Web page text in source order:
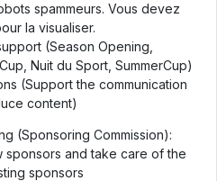
spammeurs. Vous devez
la visualiser.
(Season Opening,
Nuit du Sport, SummerCup)
(Support the communication
content)
(Sponsoring Commission):
sponsors and take care of the
sponsors